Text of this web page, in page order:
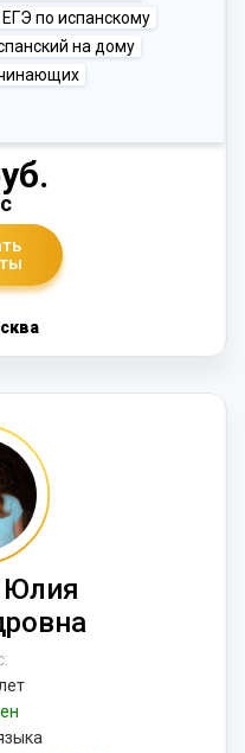
ЕГЭ по испанскому
на дому
Юлия